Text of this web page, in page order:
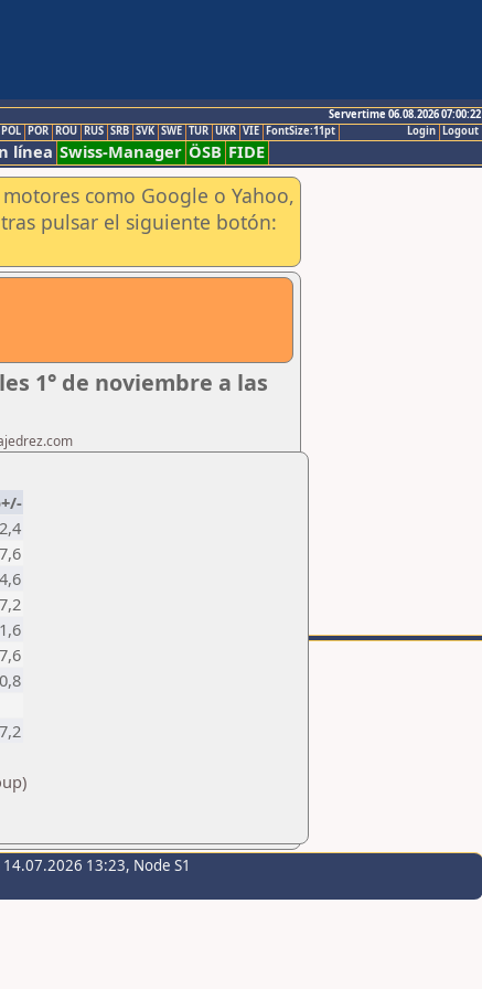
Servertime 06.08.2026 07:00:22
Logout
Login
POL POR ROU RUS SRB SVK SWE TUR UKR VIE FontSize:11pt
línea Swiss-Manager ÖSB FIDE
como Google o Yahoo,
pulsar el siguiente botón:
1° de noviembre a las
7,6
1,6
14.07.2026 13:23, Node S1